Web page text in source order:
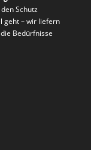
Schutz
geht – wir liefern
Bedürfnisse